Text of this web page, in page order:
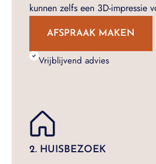
kunnen zelfs een 3D-impressie
AFSPRAAK MAKEN
Vrijblijvend advies
2. HUISBEZOEK